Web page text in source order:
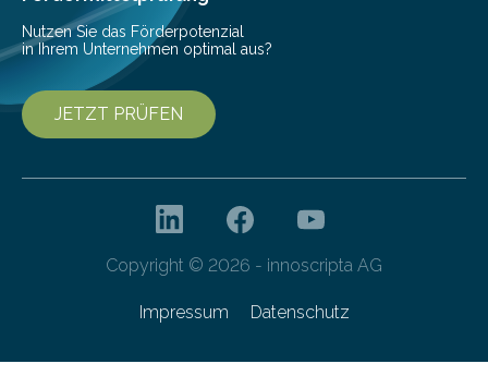
entwickelt. Mit nur…
Nutzen Sie das Förderpotenzial
in Ihrem Unternehmen optimal aus?
JETZT PRÜFEN
Copyright © 2026 - innoscripta AG
Impressum Datenschutz